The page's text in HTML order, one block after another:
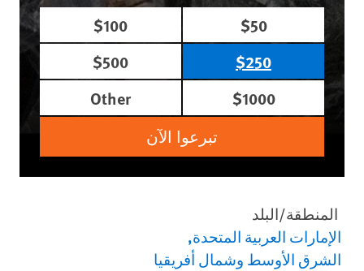
$50
$100
$250
$500
$1000
Other
تبرعوا الآن
المنطقة/البلد
الإمارات العربية المتحدة
الشرق الأوسط وشمال أفريقيا